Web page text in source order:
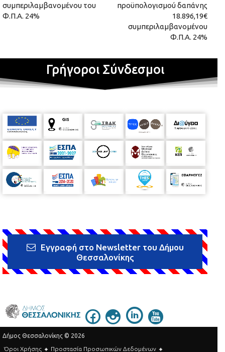
συμπεριλαμβανομένου του
Φ.Π.Α. 24%
προϋπολογισμού δαπάνης
18.896,19€
συμπεριλαμβανομένου
Φ.Π.Α. 24%
Γρήγοροι Σύνδεσμοι
Εγγραφή στο Newsletter του Δήμου
Θεσσαλονίκης
Δήμος Θεσσαλονίκης © 2026
Όροι Χρήσης
Προστασία Προσωπικών Δεδομένων